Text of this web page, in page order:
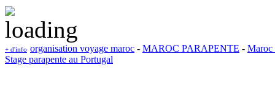
+ d'info organisation voyage maroc - MAROC PARAPENTE - Maroc
Stage parapente au Portugal